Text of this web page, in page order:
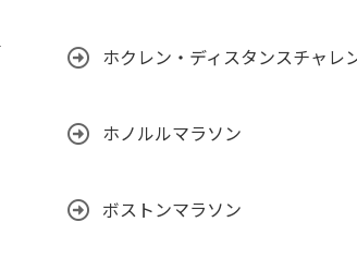
ホクレン・ディスタンスチャレ
ホノルルマラソン
ボストンマラソン